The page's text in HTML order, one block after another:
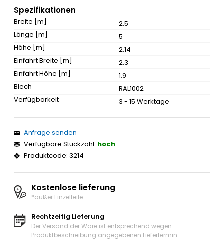
Spezifikationen
Breite [m]
2.5
Länge [m]
5
Höhe [m]
2.14
Einfahrt Breite [m]
2.3
Einfahrt Höhe [m]
1.9
Blech
RAL1002
Verfügbarkeit
3 - 15 Werktage
Anfrage senden
Verfügbare Stückzahl: hoch
Produktcode: 3214
Kostenlose lieferung
*außer Einzelteile
Rechtzeitig Lieferung
Der Versand der Ware ist entsprechend wegen
Produktbeschreibung angegebenen Liefertermin.